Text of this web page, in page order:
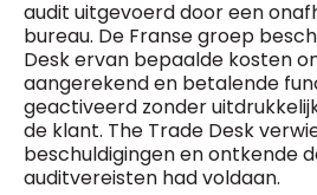
audit uitgevoerd door een
bureau. De Franse groep
Desk ervan bepaalde kosten
aangerekend en betalende
geactiveerd zonder
de klant. The Trade Desk
beschuldigingen en ontkende
auditvereisten had voldaan.
Chief Editor
Griet Byl
0475 97 12 57
g.byl@mm.be
Chief Editor
Damien Lemaire
0477 37 31 65
Daily
5 x week
1 x week
1 x week
10 x year
10 x year